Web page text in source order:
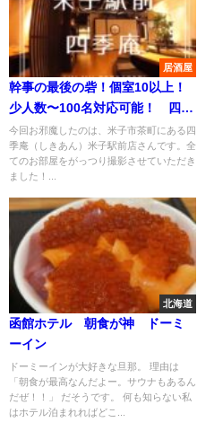
居酒屋
幹事の最後の砦！個室10以上！
少人数〜100名対応可能！ 四季
庵（しきあん）米子駅前店
今回お邪魔したのは、米子市茶町にある四
季庵（しきあん）米子駅前店さんです。全
てのお部屋をがっつり撮影させていただき
ました！...
北海道
函館ホテル 朝食が神 ドーミ
ーイン
ドーミーインが大好きな旦那。 理由は
「朝食が最高なんだよー。サウナもあるん
だぜ！！」 だそうです。 何も知らない私
はホテル泊まれればどこ...